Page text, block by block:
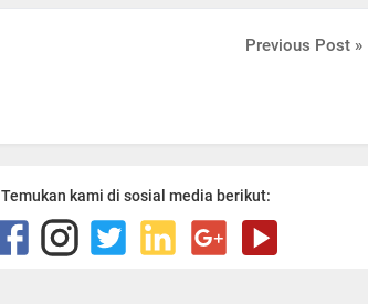
Previous Post »
Temukan kami di sosial media berikut: